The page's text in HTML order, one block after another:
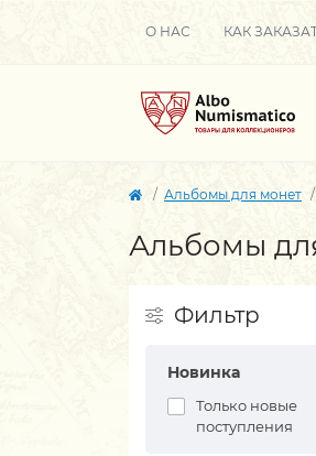
О НАС КАК
Альбомы для монет
Альбомы
Фильтр
Новинка
Только новые
поступления